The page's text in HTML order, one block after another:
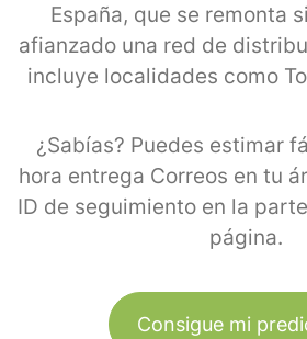
España, que se remonta
afianzado una red de
incluye localidades como
¿Sabías? Puedes estimar
hora entrega Correos en tu
ID de seguimiento en la
página.
Consigue mi